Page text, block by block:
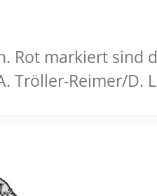
Rot markiert sind
Tröller-Reimer/D.